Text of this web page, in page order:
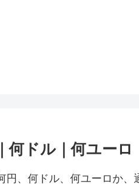
何ドル｜何ユーロ
円、何ドル、何ユーロか、